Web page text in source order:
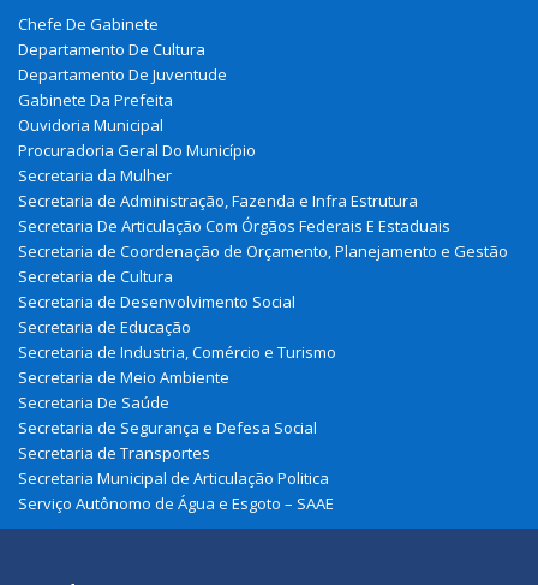
Chefe De Gabinete
Departamento De Cultura
Departamento De Juventude
Gabinete Da Prefeita
Ouvidoria Municipal
Procuradoria Geral Do Município
Secretaria da Mulher
Secretaria de Administração, Fazenda e Infra Estrutura
Secretaria De Articulação Com Órgãos Federais E Estaduais
Secretaria de Coordenação de Orçamento, Planejamento e Gestão
Secretaria de Cultura
Secretaria de Desenvolvimento Social
Secretaria de Educação
Secretaria de Industria, Comércio e Turismo
Secretaria de Meio Ambiente
Secretaria De Saúde
Secretaria de Segurança e Defesa Social
Secretaria de Transportes
Secretaria Municipal de Articulação Politica
Serviço Autônomo de Água e Esgoto – SAAE